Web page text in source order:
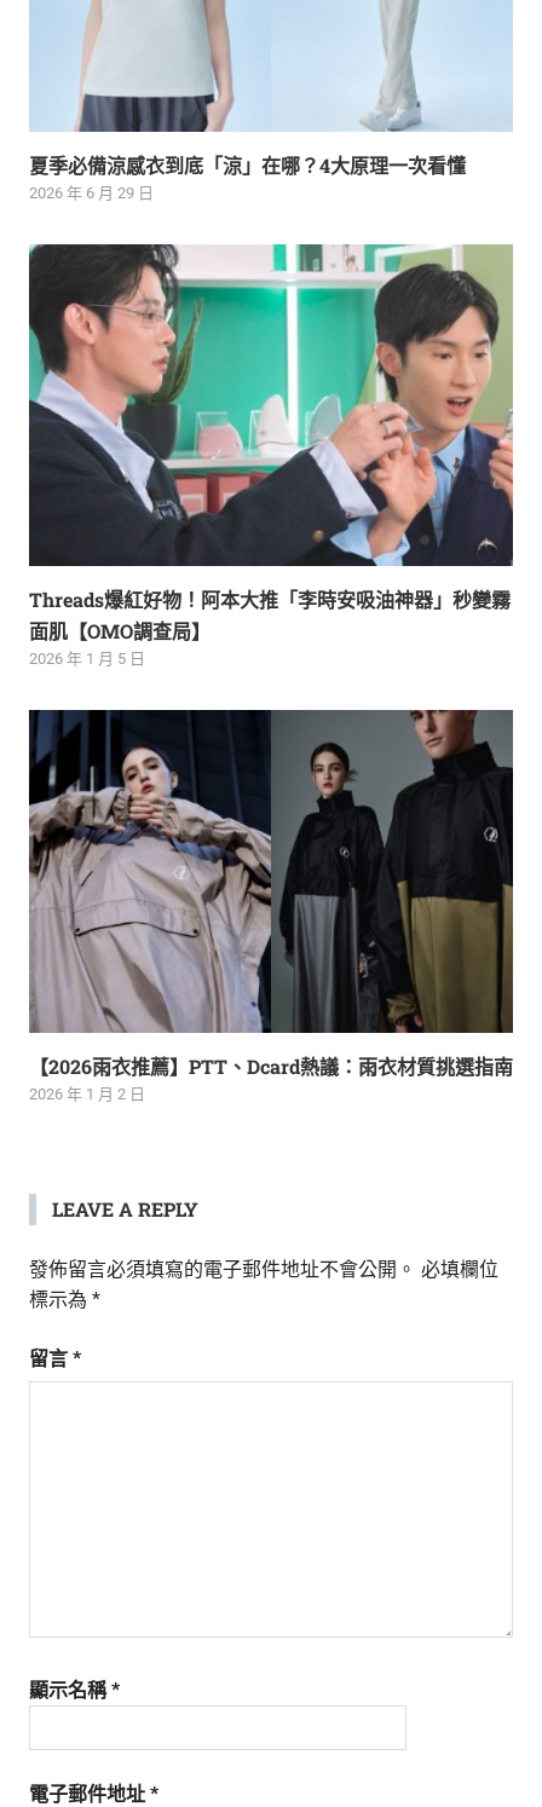
夏季必備涼感衣到底「涼」在哪？4大原理一次看懂
2026 年 6 月 29 日
Threads爆紅好物！阿本大推「李時安吸油神器」秒變霧
面肌【OMO調查局】
2026 年 1 月 5 日
【2026雨衣推薦】PTT、Dcard熱議：雨衣材質挑選指南
2026 年 1 月 2 日
LEAVE A REPLY
發佈留言必須填寫的電子郵件地址不會公開。 必填欄位
標示為 *
留言 *
顯示名稱*
電子郵件地址 *